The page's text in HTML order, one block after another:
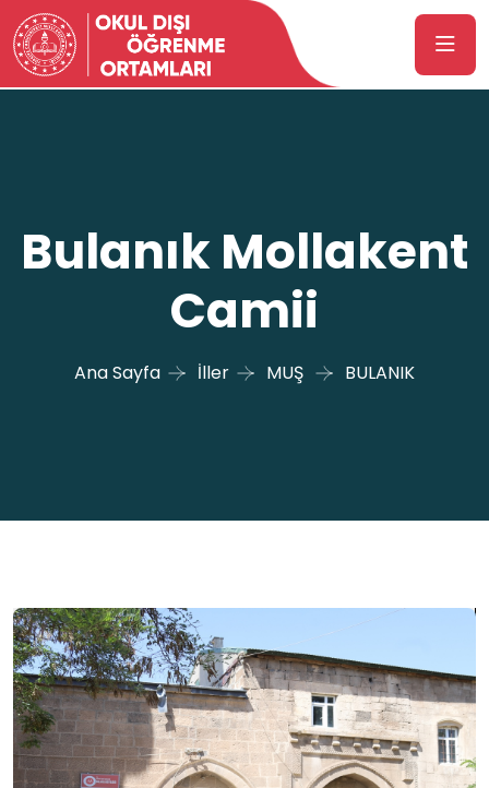
Bulanık Mollakent
Camii
Ana Sayfa İller MUŞ BULANIK